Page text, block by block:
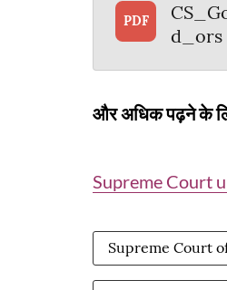
PDF
d_ors
और अधिक पढ़ने के
Supreme Court
Supreme Court